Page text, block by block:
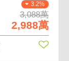
3.2%
3,088萬
2,988萬